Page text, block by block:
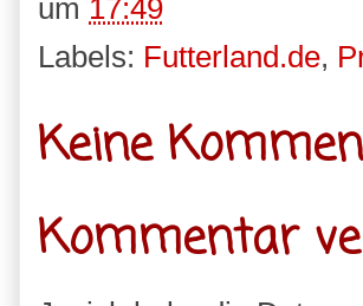
um 17:49
Labels: Futterland.de,
Keine
Kommentar